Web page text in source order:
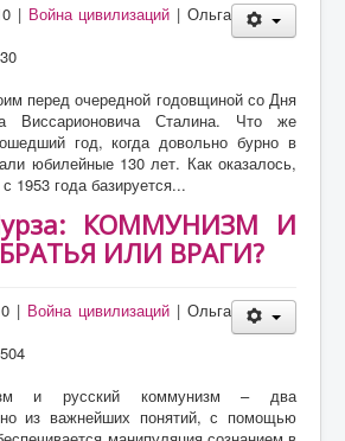
| Война цивилизаций | Ольга
перед очередной годовщиной со Дня
Виссарионовича Сталина. Что же
год, когда довольно бурно в
юбилейные 130 лет. Как оказалось,
1953 года базируется...
КОММУНИЗМ И
ИЛИ ВРАГИ?
| Война цивилизаций | Ольга
и русский коммунизм – два
из важнейших понятий, с помощью